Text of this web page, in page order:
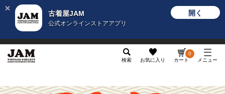
古着屋JAM
公式オンラインストアアプリ
開く
検索 お気に入り カート
0
メニュー